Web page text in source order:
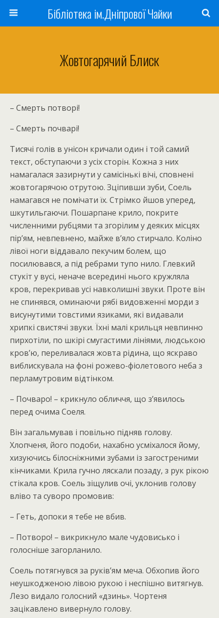
Бібліотека ім.Дніпрової Чайки
Жовтогарячий Блиск
– Смерть потворі!
– Смерть почварі!
Тисячі голів в унісон кричали один і той самий
текст, обступаючи з усіх сторін. Кожна з них
намагалася зазирнути у самісінькі вічі, сповнені
жовтогарячою отрутою. Зціпивши зуби, Соель
намагався не помічати їх. Стрімко йшов уперед,
шкутильгаючи. Пошарпане крило, покрите
численними рубцями та згорілим у деяких місцях
пір’ям, невпевнено, майже в’яло стирчало. Коліно
лівої ноги віддавало пекучим болем, що
посилювався, а під ребрами тупо нило. Глевкий
стукіт у вусі, неначе всередині нього кружляла
кров, перекривав усі навколишні звуки. Проте він
не спинявся, оминаючи рябі видовженні морди з
висунутими товстими язиками, які видавали
хрипкі свистячі звуки. Їхні малі крильця невпинно
пирхотіли, по шкірі смугастими лініями, людською
кров’ю, переливалася жовта рідина, що яскраво
виблискувала на фоні рожево-фіолетового неба з
перламутровим відтінком.
– Почваро! – крикнуло обличчя, що з’явилось
перед очима Соеля.
Він загальмував і повільно підняв голову.
Хлопченя, його подоби, нахабно усміхалося йому,
хизуючись білосніжними зубами із загостреними
кінчиками. Крила гучно ляскали позаду, з рук рікою
стікала кров. Соель зіщулив очі, уклонив голову
вліво та суворо промовив:
– Геть, допоки я тебе не вбив.
– Потворо! – викрикнуло мале чудовисько і
голосніше загорланило.
Соель потягнувся за руків’ям меча. Обхопив його
неушкодженою лівою рукою і неспішно витягнув.
Лезо видало голосний «дзинь». Чортеня
зацікавлено вивернуло голову.